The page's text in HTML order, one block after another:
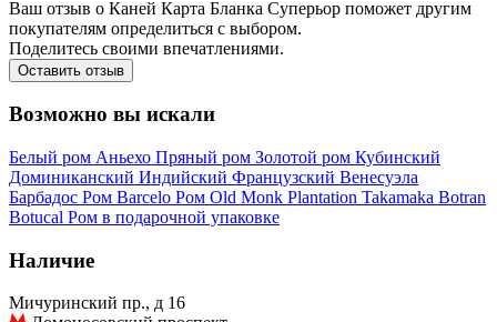
Ваш отзыв о Каней Карта Бланка Суперьор поможет другим
покупателям определиться с выбором.
Поделитесь своими впечатлениями.
Оставить отзыв
Возможно вы искали
Белый ром Аньехо Пряный ром Золотой ром Кубинский
Доминиканский Индийский Французский Венесуэла
Барбадос Ром Barcelo Ром Old Monk Plantation Takamaka Botran
Botucal Ром в подарочной упаковке
Наличие
Мичуринский пр., д 16